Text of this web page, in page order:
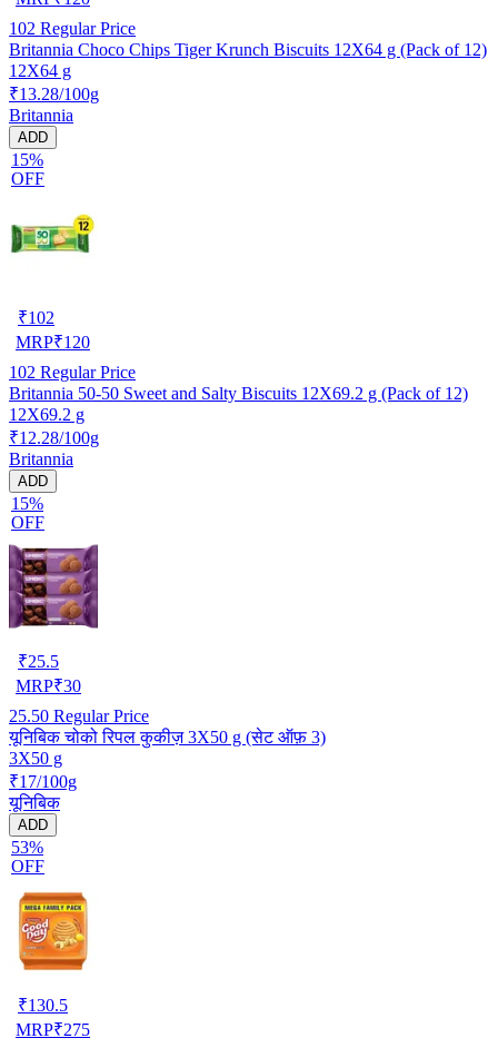
102 Regular Price
Britannia Choco Chips Tiger Krunch Biscuits 12X64 g (Pack of 12)
12X64 g
₹13.28/100g
Britannia
ADD
15%
OFF
₹102
MRP₹120
102 Regular Price
Britannia 50-50 Sweet and Salty Biscuits 12X69.2 g (Pack of 12)
12X69.2 g
₹12.28/100g
Britannia
ADD
15%
OFF
₹25.5
MRP₹30
25.50 Regular Price
यूनिबिक चोको रिपल कुकीज़ 3X50 g (सेट ऑफ़ 3)
3X50 g
₹17/100g
यूनिबिक
ADD
53%
OFF
₹130.5
MRP₹275